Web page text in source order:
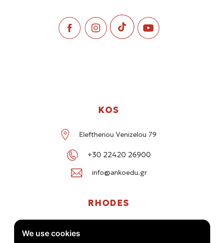
We use cookies
KOS
Eleftheriou Venizelou 79
+30 22420 26900
info@ankoedu.gr
RHODES